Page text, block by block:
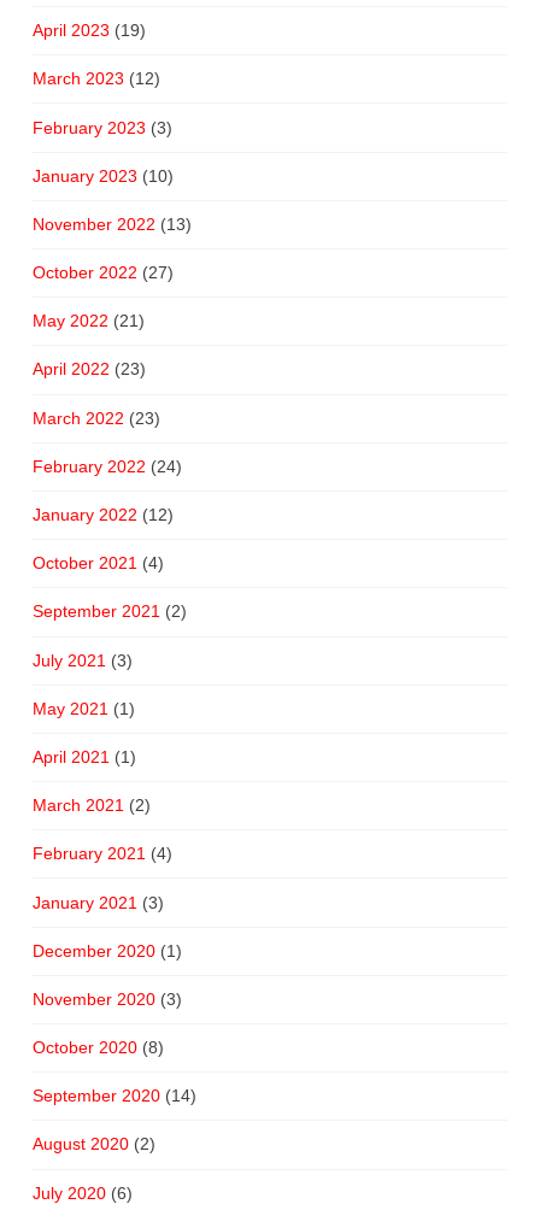
April 2023 (19)
March 2023 (12)
February 2023 (3)
January 2023 (10)
November 2022 (13)
October 2022 (27)
May 2022 (21)
April 2022 (23)
March 2022 (23)
February 2022 (24)
January 2022 (12)
October 2021(4)
September 2021(2)
July 2021 (3)
May 2021 (1)
April 2021 (1)
March 2021 (2)
February 2021(4)
January 2021 (3)
December 2020(1)
November 2020(3)
October 2020(8)
September 2020(14)
August 2020(2)
July 2020(6)